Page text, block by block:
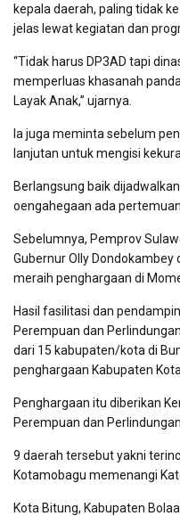
kepala daerah, paling tidak
jelas lewat kegiatan dan
“Tidak harus DP3AD tapi
memperluas khasanah
Layak Anak,” ujarnya.
Ia juga meminta sebelum
lanjutan untuk mengisi
Berlangsung baik
oengahegaan ada
Sebelumnya, Pemprov
Gubernur Olly Dondokambey
meraih penghargaan di
Hasil fasilitasi dan
Perempuan dan
dari 15 kabupaten/kota di
penghargaan Kabupaten
Penghargaan itu diberikan
Perempuan dan
9 daerah tersebut yakni
Kotamobagu memenangi
Kota Bitung, Kabupaten